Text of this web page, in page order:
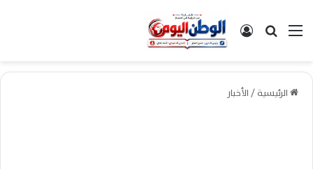
القائمةبحث عن تسجيل الدخول
الرئيسية/الأخبار